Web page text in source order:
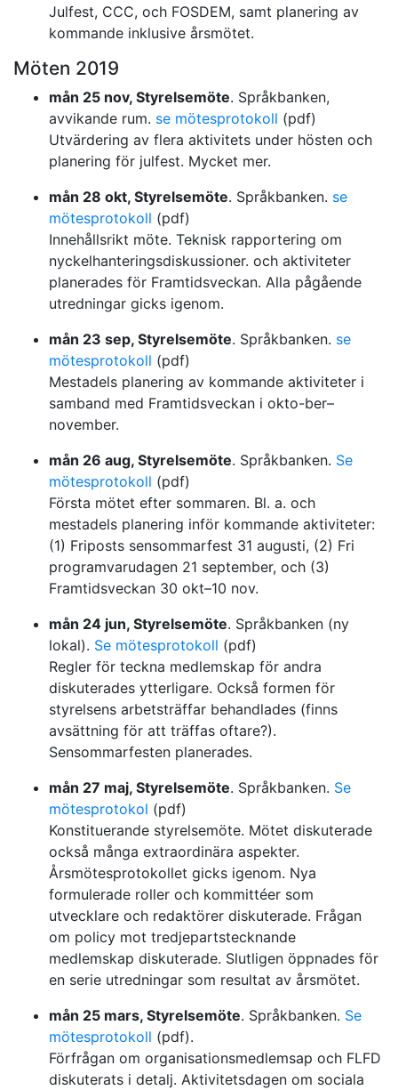
Julfest, CCC, och FOSDEM, samt planering av
kommande inklusive årsmötet.
Möten 2019
mån 25 nov, Styrelsemöte. Språkbanken,
avvikande rum. se mötesprotokoll (pdf)
Utvärdering av flera aktivitets under hösten och
planering för julfest. Mycket mer.
mån 28 okt, Styrelsemöte. Språkbanken. se
mötesprotokoll (pdf)
Innehållsrikt möte. Teknisk rapportering om
nyckelhanteringsdiskussioner. och aktiviteter
planerades för Framtidsveckan. Alla pågående
utredningar gicks igenom.
mån 23 sep, Styrelsemöte. Språkbanken. se
mötesprotokoll (pdf)
Mestadels planering av kommande aktiviteter i
samband med Framtidsveckan i okto-ber–
november.
mån 26 aug, Styrelsemöte. Språkbanken. Se
mötesprotokoll (pdf)
Första mötet efter sommaren. Bl. a. och
mestadels planering inför kommande aktiviteter:
(1) Friposts sensommarfest 31 augusti, (2) Fri
programvarudagen 21 september, och (3)
Framtidsveckan 30 okt–10 nov.
mån 24 jun, Styrelsemöte. Språkbanken (ny
lokal). Se mötesprotokoll (pdf)
Regler för teckna medlemskap för andra
diskuterades ytterligare. Också formen för
styrelsens arbetsträffar behandlades (finns
avsättning för att träffas oftare?).
Sensommarfesten planerades.
mån 27 maj, Styrelsemöte. Språkbanken. Se
mötesprotokol (pdf)
Konstituerande styrelsemöte. Mötet diskuterade
också många extraordinära aspekter.
Årsmötesprotokollet gicks igenom. Nya
formulerade roller och kommittéer som
utvecklare och redaktörer diskuterade. Frågan
om policy mot tredjepartstecknande
medlemskap diskuterade. Slutligen öppnades för
en serie utredningar som resultat av årsmötet.
mån 25 mars, Styrelsemöte. Språkbanken. Se
mötesprotokoll (pdf).
Förfrågan om organisationsmedlemsap och FLFD
diskuterats i detalj. Aktivitetsdagen om sociala